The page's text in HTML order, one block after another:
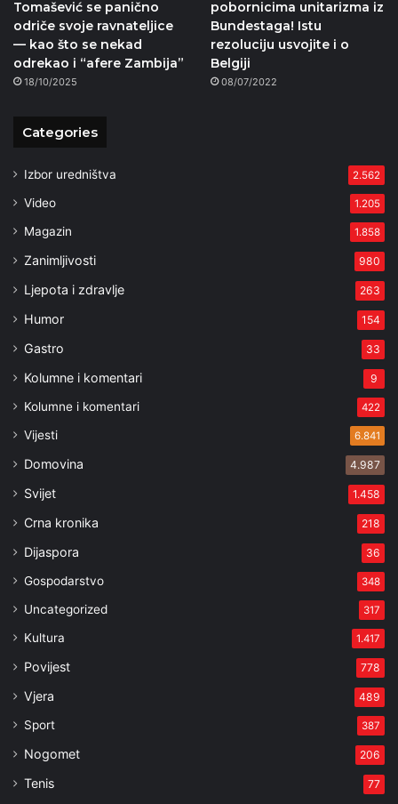
Tomašević se panično
odriče svoje ravnateljice
— kao što se nekad
odrekao i “afere Zambija”
18/10/2025
pobornicima unitarizma iz
Bundestaga! Istu
rezoluciju usvojite i o
Belgiji
08/07/2022
Categories
Izbor uredništva 2.562
Video 1.205
Magazin 1.858
Zanimljivosti 980
Ljepota i zdravlje 263
Humor 154
Gastro 33
Kolumne i komentari 9
Kolumne i komentari 422
Vijesti 6.841
Domovina 4.987
Svijet 1.458
Crna kronika 218
Dijaspora 36
Gospodarstvo 348
Uncategorized 317
Kultura 1.417
Povijest 778
Vjera 489
Sport 387
Nogomet 206
Tenis 77